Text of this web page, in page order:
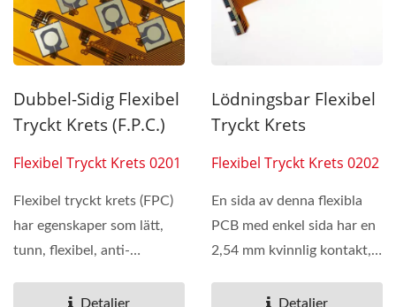
Dubbel-Sidig Flexibel
Tryckt Krets (F.P.C.)
Flexibel Tryckt Krets 0201
Flexibel tryckt krets (FPC)
har egenskaper som lätt,
tunn, flexibel, anti-
Detaljer
Lödningsbar Flexibel
Tryckt Krets
Flexibel Tryckt Krets 0202
En sida av denna flexibla
PCB med enkel sida har en
2,54 mm kvinnlig kontakt,
Detaljer